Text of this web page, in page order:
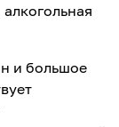
и большое